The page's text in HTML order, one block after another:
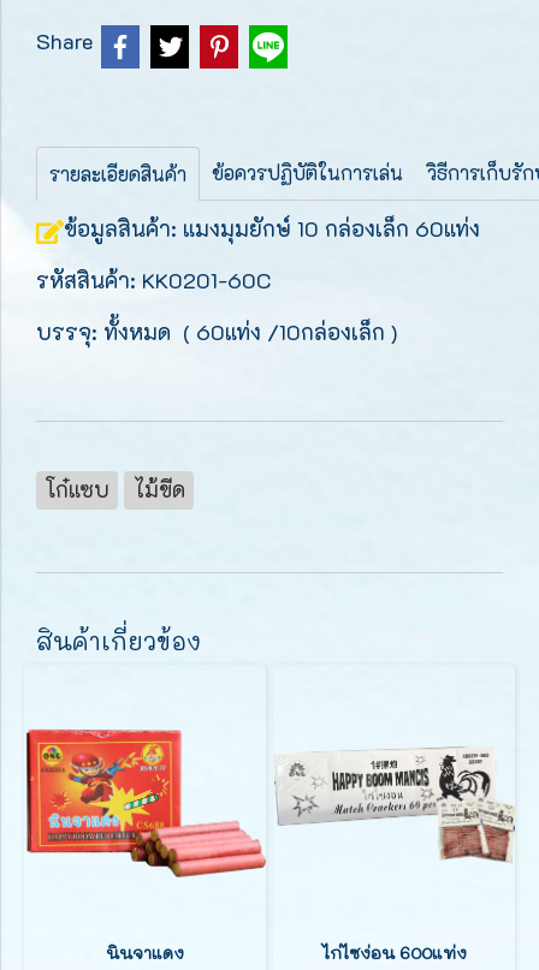
Share
รายละเอียดสินค้า ข้อควรปฏิบัติในการเล่น วิธีการเก็บรั
ข้อมูลสินค้า: แมงมุมยักษ์ 10 กล่องเล็ก 60แท่ง
รหัสสินค้า: KK0201-60C
บรรจุ: ทั้งหมด ( 60แท่ง /10กล่องเล็ก )
โก๋แซบ ไม้ขีด
สินค้าเกี่ยวข้อง
นินจาแดง ไก่ไซง่อน 600แท่ง